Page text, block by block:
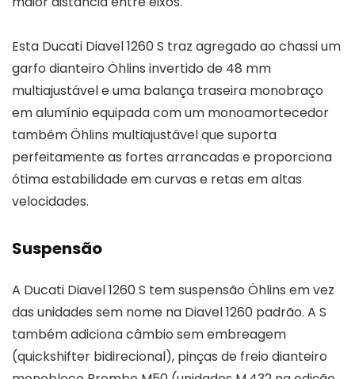
Esta Ducati Diavel 1260 S traz agregado ao chassi um
garfo dianteiro Öhlins invertido de 48 mm
multiajustável e uma balança traseira monobraço
em alumínio equipada com um monoamortecedor
também Öhlins multiajustável que suporta
perfeitamente as fortes arrancadas e proporciona
ótima estabilidade em curvas e retas em altas
velocidades.
Suspensão
A Ducati Diavel 1260 S tem suspensão Öhlins em vez
das unidades sem nome na Diavel 1260 padrão. A S
também adiciona câmbio sem embreagem
(quickshifter bidirecional), pinças de freio dianteiro